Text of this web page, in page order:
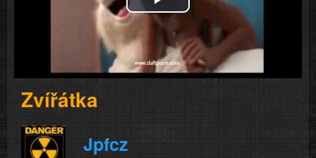
Play
Video
Zvířátka
Jpfcz